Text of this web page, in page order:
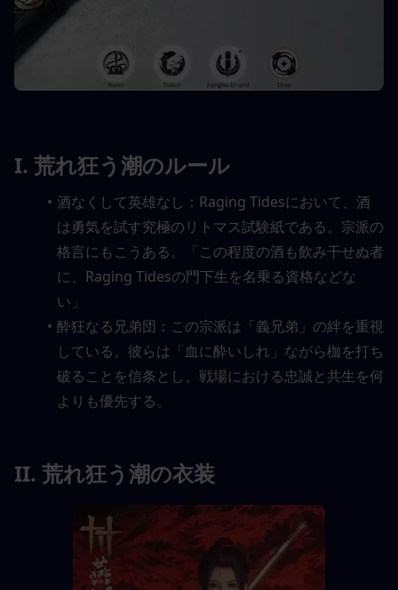
I. 荒れ狂う潮のルール
酒なくして英雄なし：Raging Tidesにおいて、酒
は勇気を試す究極のリトマス試験紙である。宗派の
格言にもこうある。「この程度の酒も飲み干せぬ者
に、Raging Tidesの門下生を名乗る資格などな
い」
酔狂なる兄弟団：この宗派は「義兄弟」の絆を重視
している。彼らは「血に酔いしれ」ながら枷を打ち
破ることを信条とし、戦場における忠誠と共生を何
よりも優先する。
II. 荒れ狂う潮の衣装